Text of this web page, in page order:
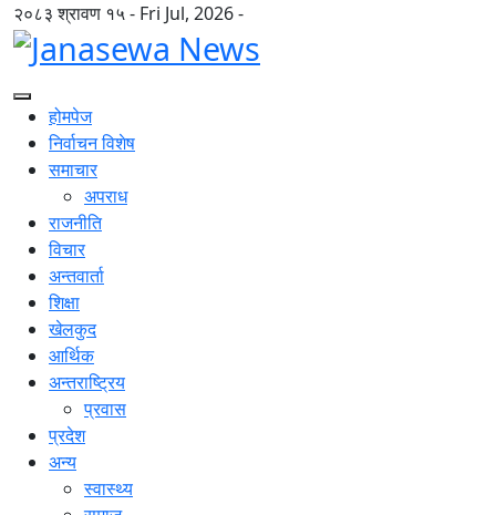
२०८३ श्रावण १५ - Fri Jul, 2026 -
होमपेज
निर्वाचन विशेष
समाचार
अपराध
राजनीति
विचार
अन्तवार्ता
शिक्षा
खेलकुद
आर्थिक
अन्तराष्ट्रिय
प्रवास
प्रदेश
अन्य
स्वास्थ्य